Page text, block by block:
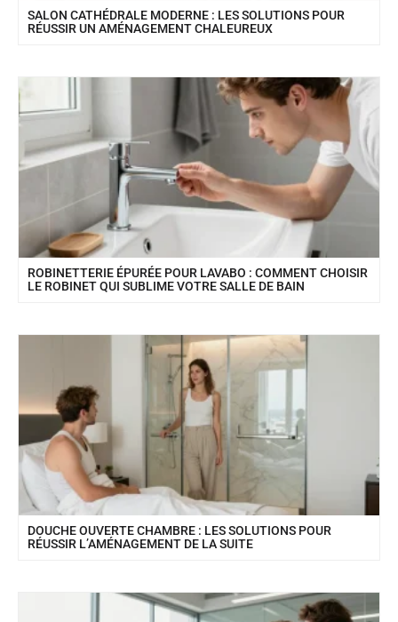
SALON CATHÉDRALE MODERNE : LES SOLUTIONS POUR
RÉUSSIR UN AMÉNAGEMENT CHALEUREUX
ROBINETTERIE ÉPURÉE POUR LAVABO : COMMENT CHOISIR
LE ROBINET QUI SUBLIME VOTRE SALLE DE BAIN
DOUCHE OUVERTE CHAMBRE : LES SOLUTIONS POUR
RÉUSSIR L’AMÉNAGEMENT DE LA SUITE